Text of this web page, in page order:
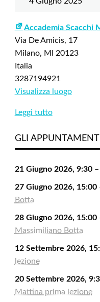
Accademia Scacchi
Via De Amicis, 17
Milano, MI
20123
Italia
3287194921
Visualizza luogo
Leggi tutto
GLI
21 Giugno 2026, 9:30–
27 Giugno 2026, 15:00
Botta
28 Giugno 2026, 15:00
Massimiliano Botta
12 Settembre 2026,
lezione
20 Settembre 2026,
Mattina prima lezione